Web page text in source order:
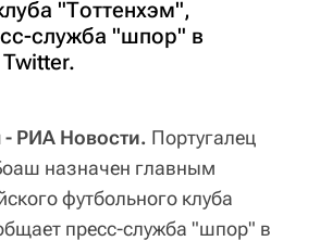
"Тоттенхэм",
служба "шпор" в
РИА Новости. Португалец
назначен главным
футбольного клуба
пресс-служба "шпор" в